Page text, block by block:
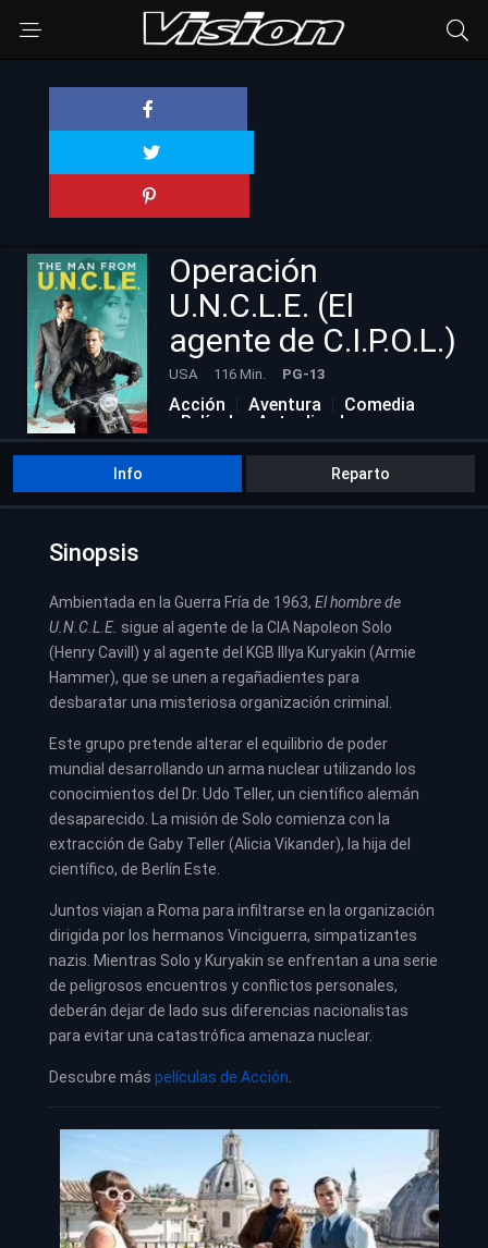
Operación
U.N.C.L.E. (El
agente de C.I.P.O.L.)
USA 116 Min. PG-13
Acción Aventura
Comedia
Películas Actualizadas
Info Reparto
Sinopsis
Ambientada en la Guerra Fría de 1963, El hombre de
U.N.C.L.E. sigue al agente de la CIA Napoleon Solo
(Henry Cavill) y al agente del KGB Illya Kuryakin (Armie
Hammer), que se unen a regañadientes para
desbaratar una misteriosa organización criminal.
Este grupo pretende alterar el equilibrio de poder
mundial desarrollando un arma nuclear utilizando los
conocimientos del Dr. Udo Teller, un científico alemán
desaparecido. La misión de Solo comienza con la
extracción de Gaby Teller (Alicia Vikander), la hija del
científico, de Berlín Este.
Juntos viajan a Roma para infiltrarse en la organización
dirigida por los hermanos Vinciguerra, simpatizantes
nazis. Mientras Solo y Kuryakin se enfrentan a una serie
de peligrosos encuentros y conflictos personales,
deberán dejar de lado sus diferencias nacionalistas
para evitar una catastrófica amenaza nuclear.
Descubre más películas de Acción